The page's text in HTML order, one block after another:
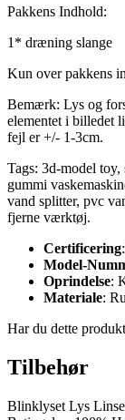
Pakkens Indhold:
1* dræning slange
Kun over pakkens
Bemærk: Lys og
elementet i billedet
fejl er +/- 1-3cm.
Tags: 3d-model
gummi
vand splitter, pvc
fjerne værktøj.
Certificering
Model-
Oprindelse:
Materiale:
Har du dette
Tilbehør
Blinklyset Lys